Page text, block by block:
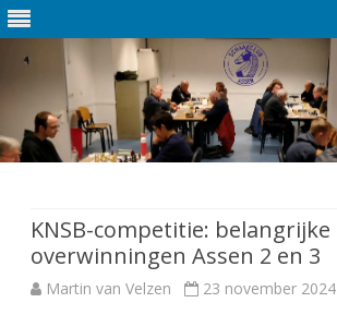
de
inhoud
KNSB-competitie: belangrijke
overwinningen Assen 2 en 3
Martin van Velzen 23 november 2024